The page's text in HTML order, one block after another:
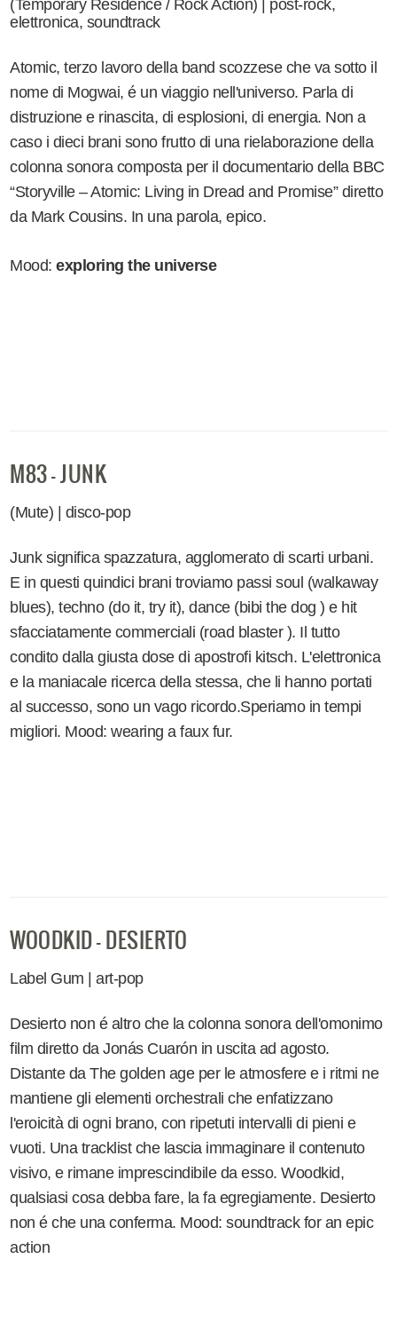
(Temporary Residence / Rock Action) | post-rock,
elettronica, soundtrack
Atomic, terzo lavoro della band scozzese che va sotto il
nome di Mogwai, é un viaggio nell'universo. Parla di
distruzione e rinascita, di esplosioni, di energia. Non a
caso i dieci brani sono frutto di una rielaborazione della
colonna sonora composta per il documentario della BBC
“Storyville – Atomic: Living in Dread and Promise” diretto
da Mark Cousins. In una parola, epico.
Mood:exploring the universe
M83 - JUNK
(Mute) | disco-pop
Junk significa spazzatura, agglomerato di scarti urbani.
E in questi quindici brani troviamo passi soul (walkaway
blues), techno (do it, try it), dance (bibi the dog ) e hit
sfacciatamente commerciali (road blaster ). Il tutto
condito dalla giusta dose di apostrofi kitsch. L'elettronica
e la maniacale ricerca della stessa, che li hanno portati
al successo, sono un vago ricordo.Speriamo in tempi
migliori. Mood: wearing a faux fur.
WOODKID - DESIERTO
Label Gum | art-pop
Desierto non é altro che la colonna sonora dell'omonimo
film diretto da Jonás Cuarón in uscita ad agosto.
Distante da The golden age per le atmosfere e i ritmi ne
mantiene gli elementi orchestrali che enfatizzano
l'eroicità di ogni brano, con ripetuti intervalli di pieni e
vuoti. Una tracklist che lascia immaginare il contenuto
visivo, e rimane imprescindibile da esso. Woodkid,
qualsiasi cosa debba fare, la fa egregiamente. Desierto
non é che una conferma. Mood: soundtrack for an epic
action